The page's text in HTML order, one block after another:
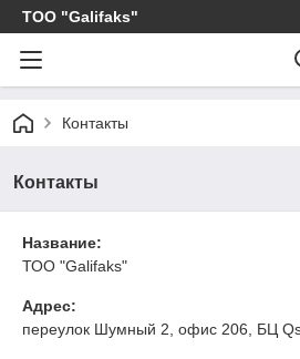
ТОО "Galifaks"
Контакты
Контакты
Название:
ТОО "Galifaks"
Адрес:
переулок Шумный 2, офис 206, БЦ